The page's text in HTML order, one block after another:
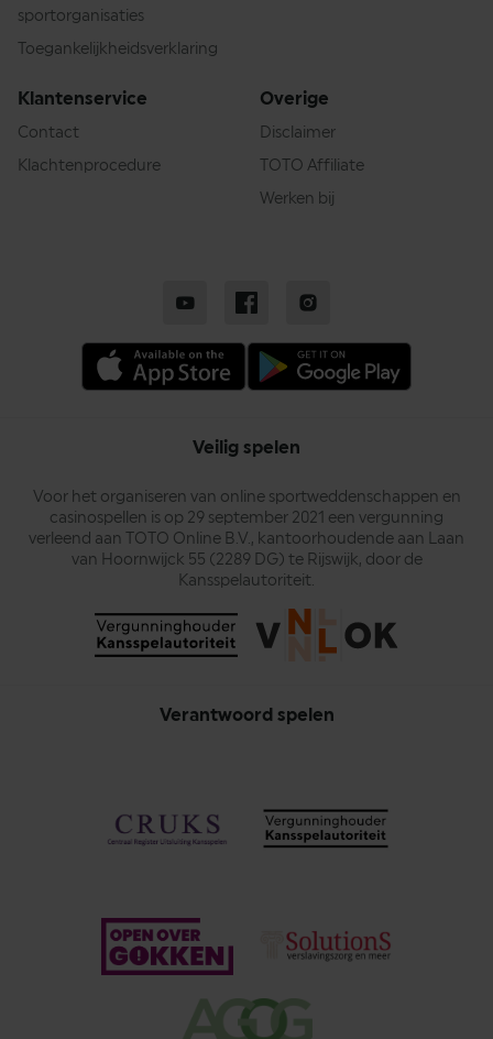
sportorganisaties
Toegankelijkheidsverklaring
Klantenservice
Contact
Klachtenprocedure
Overige
Disclaimer
TOTO Affiliate
Werken bij
Veilig spelen
Voor het organiseren van online sportweddenschappen en
casinospellen is op 29 september 2021 een vergunning
verleend aan TOTO Online B.V., kantoorhoudende aan Laan
van Hoornwijck 55 (2289 DG) te Rijswijk, door de
Kansspelautoriteit.
Verantwoord spelen